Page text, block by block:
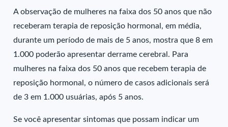
A observação de mulheres na faixa dos 50 anos que não
receberam terapia de reposição hormonal, em média,
durante um período de mais de 5 anos, mostra que 8 em
1.000 poderão apresentar derrame cerebral. Para
mulheres na faixa dos 50 anos que recebem terapia de
reposição hormonal, o número de casos adicionais será
de 3 em 1.000 usuárias, após 5 anos.
Se você apresentar sintomas que possam indicar um